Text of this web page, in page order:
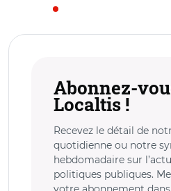
Abonnez-
Localtis !
Recevez le détail de
quotidienne ou notre
hebdomadaire sur
politiques publiques.